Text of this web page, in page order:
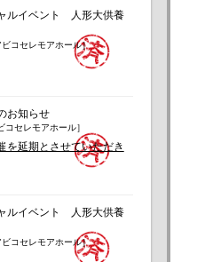
ルイベント 人形大供養
コセレモアホール］
お知らせ
セレモアホール］
を延期とさせていただき
ルイベント 人形大供養
コセレモアホール］